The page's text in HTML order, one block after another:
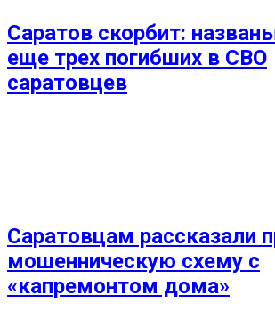
Саратов скорбит:
еще трех погибших в СВО
саратовцев
Саратовцам рассказали
мошенническую схему с
«капремонтом дома»